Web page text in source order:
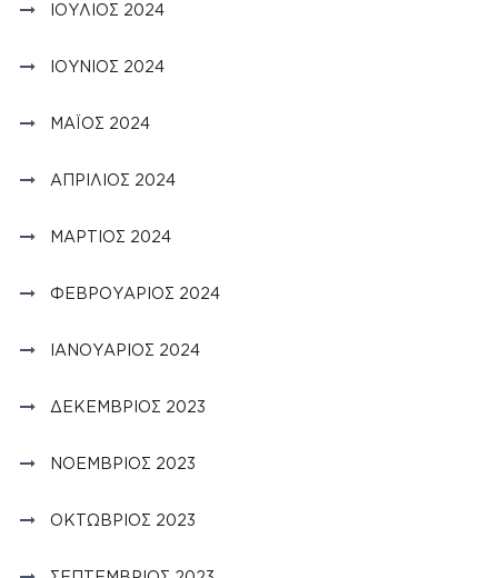
ΙΟΎΛΙΟΣ 2024
ΙΟΎΝΙΟΣ 2024
ΜΆΙΟΣ 2024
ΑΠΡΊΛΙΟΣ 2024
ΜΆΡΤΙΟΣ 2024
ΦΕΒΡΟΥΆΡΙΟΣ 2024
ΙΑΝΟΥΆΡΙΟΣ 2024
ΔΕΚΈΜΒΡΙΟΣ 2023
ΝΟΈΜΒΡΙΟΣ 2023
ΟΚΤΏΒΡΙΟΣ 2023